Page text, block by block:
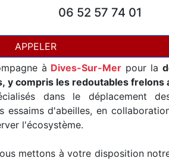
06 52 57 74 01
APPELER
à Dives-Sur-Mer pour la
y compris les redoutables frelons
dans le déplacement
essaims d'abeilles, en
l'écosystème.
mettons à votre disposition